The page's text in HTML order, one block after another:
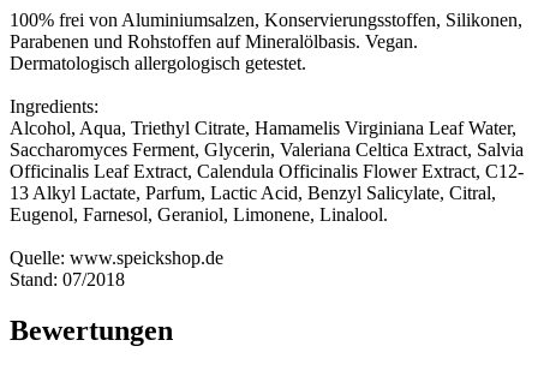
100% frei von Aluminiumsalzen, Konservierungsstoffen, Silikonen,
Parabenen und Rohstoffen auf Mineralölbasis. Vegan.
Dermatologisch allergologisch getestet.
Ingredients:
Alcohol, Aqua, Triethyl Citrate, Hamamelis Virginiana Leaf Water,
Saccharomyces Ferment, Glycerin, Valeriana Celtica Extract, Salvia
Officinalis Leaf Extract, Calendula Officinalis Flower Extract, C12-
13 Alkyl Lactate, Parfum, Lactic Acid, Benzyl Salicylate, Citral,
Eugenol, Farnesol, Geraniol, Limonene, Linalool.
Quelle: www.speickshop.de
Stand: 07/2018
Bewertungen